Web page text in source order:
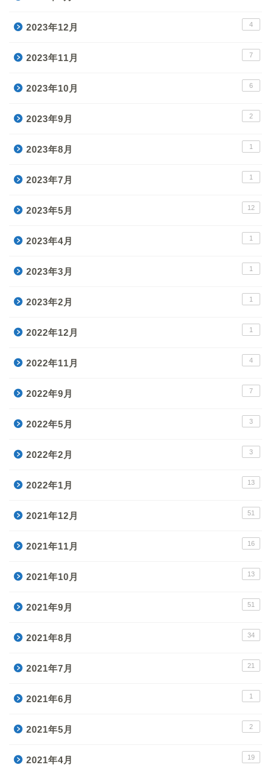
2023年12月 4
2023年11月 7
2023年10月 6
2023年9月 2
2023年8月 1
2023年7月 1
2023年5月 12
2023年4月 1
2023年3月 1
2023年2月 1
2022年12月 1
2022年11月 4
2022年9月 7
2022年5月 3
2022年2月 3
2022年1月 13
2021年12月 51
2021年11月 16
2021年10月 13
2021年9月 51
2021年8月 34
2021年7月 21
2021年6月 1
2021年5月 2
2021年4月 19